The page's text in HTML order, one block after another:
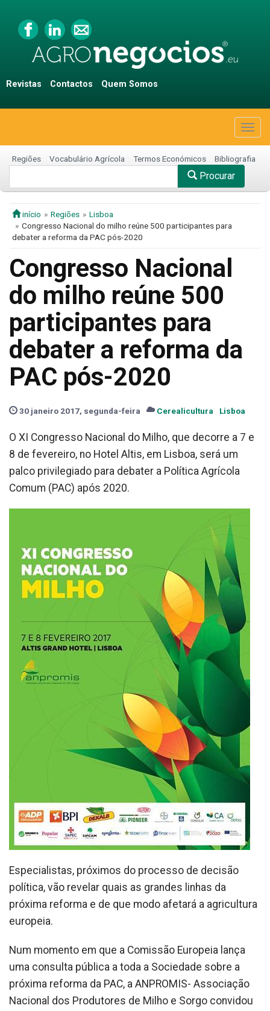
Revistas Contactos Quem Somos
Regiões Vocabulário Agrícola Termos Económicos Bibliografia
Procurar
início Regiões
Lisboa
Congresso Nacional do milho reúne 500 participantes para
debater a reforma da PAC pós-2020
Congresso Nacional
do milho reúne 500
participantes para
debater a reforma da
PAC pós-2020
30 janeiro 2017, segunda-feira Cerealicultura Lisboa
O XI Congresso Nacional do Milho, que decorre a 7 e
8 de fevereiro, no Hotel Altis, em Lisboa, será um
palco privilegiado para debater a Política Agrícola
Comum (PAC) após 2020.
Especialistas, próximos do processo de decisão
política, vão revelar quais as grandes linhas da
próxima reforma e de que modo afetará a agricultura
europeia.
Num momento em que a Comissão Europeia lança
uma consulta pública a toda a Sociedade sobre a
próxima reforma da PAC, a ANPROMIS- Associação
Nacional dos Produtores de Milho e Sorgo convidou